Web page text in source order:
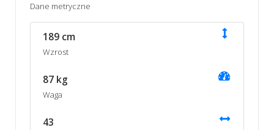
Dane metryczne
189 cm
Wzrost
87 kg
Waga
43